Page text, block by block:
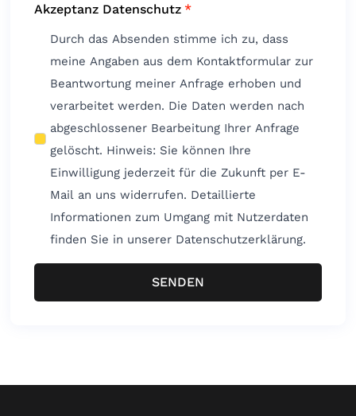
Akzeptanz Datenschutz *
Durch das Absenden stimme ich zu, dass
meine Angaben aus dem Kontaktformular zur
Beantwortung meiner Anfrage erhoben und
verarbeitet werden. Die Daten werden nach
abgeschlossener Bearbeitung Ihrer Anfrage
gelöscht. Hinweis: Sie können Ihre
Einwilligung jederzeit für die Zukunft per E-
Mail an uns widerrufen. Detaillierte
Informationen zum Umgang mit Nutzerdaten
finden Sie in unserer Datenschutzerklärung.
SENDEN